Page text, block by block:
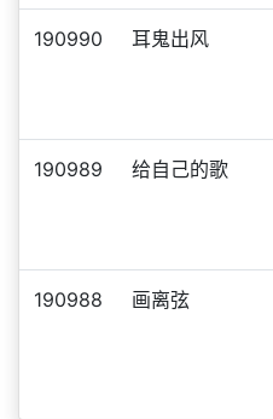
190990 耳鬼出风
190989 给自己的歌
190988 画离弦